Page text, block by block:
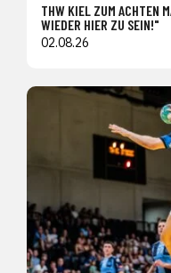
THW KIEL ZUM ACHTEN
WIEDER HIER ZU SEIN!"
02.08.26